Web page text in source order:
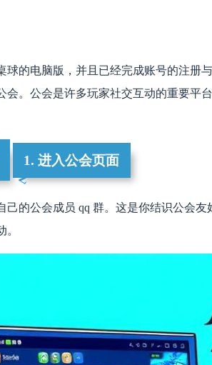
球的电脑版，并且已经完成账号的注册
会。公会是许多玩家社交互动的重要平
1. 进入公会页面
己的公会成员 qq 群。这是你结识公会